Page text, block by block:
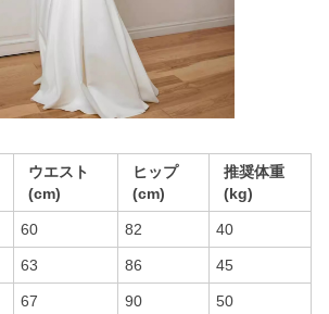
ウエスト
(cm)
ヒップ
(cm)
推奨体重
(kg)
60 82 40
63 86 45
67 90 50